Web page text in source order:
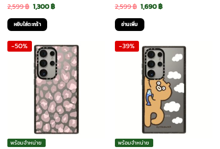
2,599฿ Original
price
was:
2,599 ฿.
1,300฿Current
1,300 ฿.
หยิบใส่ตะกร้า
2,599฿ Original
price
was:
2,599 ฿.
1,690฿Current
1,690 ฿.
อ่านเพิ่ม
-50%
พร้อมจำหน่าย
-39%
พร้อมจำหน่าย